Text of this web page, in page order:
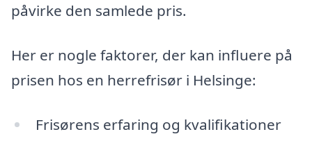
påvirke den samlede pris.
Her er nogle faktorer, der kan influere på
prisen hos en herrefrisør i Helsinge:
Frisørens erfaring og kvalifikationer